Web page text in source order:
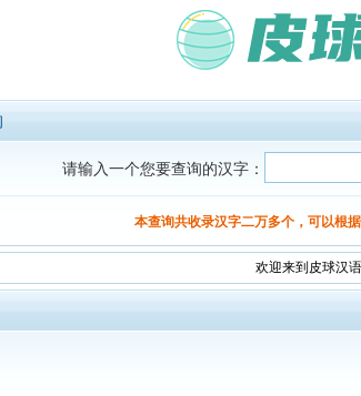
请输入一个您要查询的汉字：
本查询共收录汉字二万多个，可以根
欢迎来到皮球汉